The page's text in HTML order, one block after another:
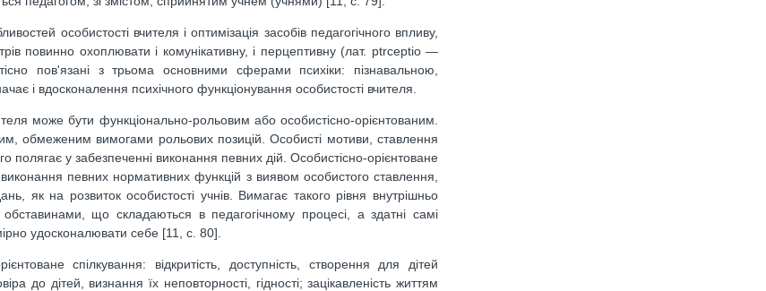
особистості вчителя і оптимізація засобів педагогічного впливу,
повинно охоплювати і комунікативну, і перцептивну (лат. ptrceptio —
пов'язані з трьома основними сферами психіки: пізнавальною,
і вдосконалення психічного функціонування особистості вчителя.
може бути функціонально-рольовим або особистісно-орієнтованим.
обмеженим вимогами рольових позицій. Особисті мотиви, ставлення
у забезпеченні виконання певних дій. Особистісно-орієнтоване
певних нормативних функцій з виявом особистого ставлення,
як на розвиток особистості учнів. Вимагає такого рівня внутрішньо
що складаються в педагогічному процесі, а здатні самі
удосконалювати себе [11, с. 80].
спілкування: відкритість, доступність, створення для дітей
до дітей, визнання їх неповторності, гідності; зацікавленість життям